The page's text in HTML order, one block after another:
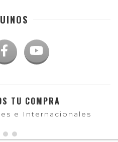
TU COMPRA
e Internacionales